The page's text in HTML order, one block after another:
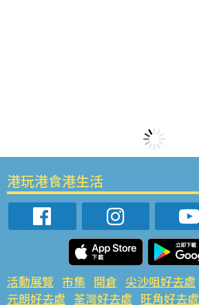
港玩港食港生活
活動展覽 市集 開倉 尖沙咀好去處
元朗好去處 荃灣好去處 旺角好去處